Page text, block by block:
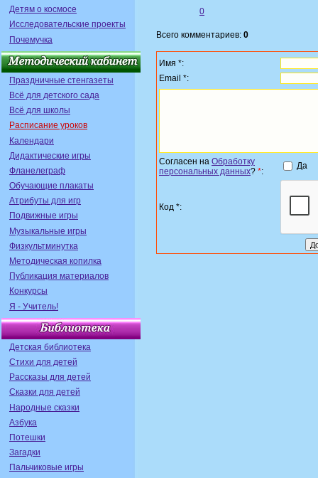
Детям о космосе
Исследовательские проекты
Почемучка
Праздничные стенгазеты
Всё для детского сада
Всё для школы
Расписание уроков
Календари
Дидактические игры
Фланелеграф
Обучающие плакаты
Атрибуты для игр
Подвижные игры
Музыкальные игры
Физкультминутка
Методическая копилка
Публикация материалов
Конкурсы
Я - Учитель!
Детская библиотека
Стихи для детей
Рассказы для детей
Сказки для детей
Народные сказки
Азбука
Потешки
Загадки
Пальчиковые игры
0
Всего комментариев: 0
Имя *:
Email *:
Согласен на Обработку
персональных данных? *:
Да
Код *: